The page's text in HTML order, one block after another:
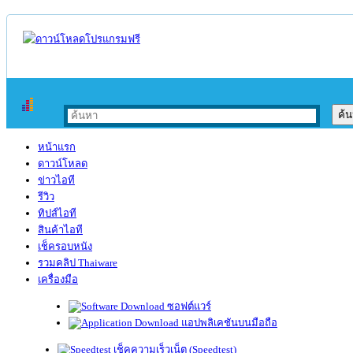
หน้าแรก
ดาวน์โหลด
ข่าวไอที
รีวิว
ทิปส์ไอที
สินค้าไอที
เช็ครอบหนัง
รวมคลิป Thaiware
เครื่องมือ
ซอฟต์แวร์
แอปพลิเคชันบนมือถือ
เช็คความเร็วเน็ต (Speedtest)